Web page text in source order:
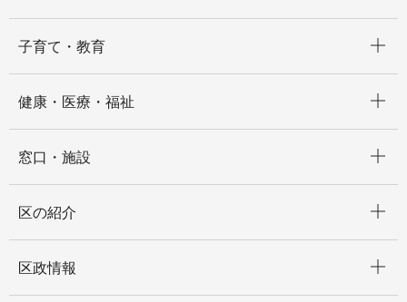
子育て・教育
健康・医療・福祉
窓口・施設
区の紹介
区政情報